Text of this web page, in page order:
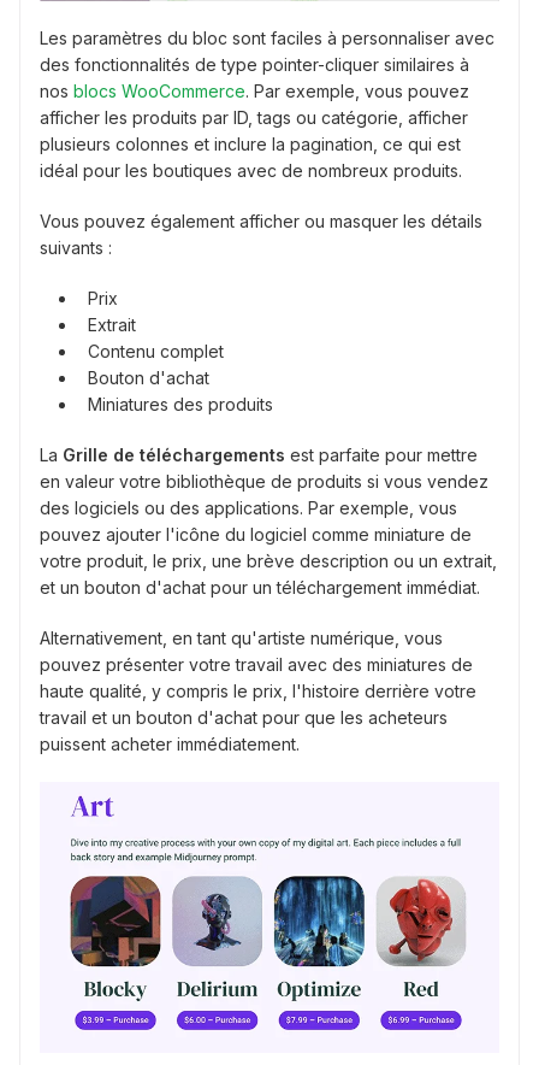
Les paramètres du bloc sont faciles à personnaliser avec
des fonctionnalités de type pointer-cliquer similaires à
nos blocs WooCommerce. Par exemple, vous pouvez
afficher les produits par ID, tags ou catégorie, afficher
plusieurs colonnes et inclure la pagination, ce qui est
idéal pour les boutiques avec de nombreux produits.
Vous pouvez également afficher ou masquer les détails
suivants :
Prix
Extrait
Contenu complet
Bouton d'achat
Miniatures des produits
La Grille de téléchargements est parfaite pour mettre
en valeur votre bibliothèque de produits si vous vendez
des logiciels ou des applications. Par exemple, vous
pouvez ajouter l'icône du logiciel comme miniature de
votre produit, le prix, une brève description ou un extrait,
et un bouton d'achat pour un téléchargement immédiat.
Alternativement, en tant qu'artiste numérique, vous
pouvez présenter votre travail avec des miniatures de
haute qualité, y compris le prix, l'histoire derrière votre
travail et un bouton d'achat pour que les acheteurs
puissent acheter immédiatement.